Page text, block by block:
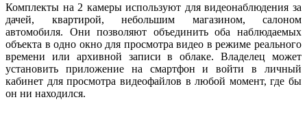
Комплекты на 2 камеры используют для видеонаблюдения за
дачей, квартирой, небольшим магазином, салоном
автомобиля. Они позволяют объединить оба наблюдаемых
объекта в одно окно для просмотра видео в режиме реального
времени или архивной записи в облаке. Владелец может
установить приложение на смартфон и войти в личный
кабинет для просмотра видеофайлов в любой момент, где бы
он ни находился.